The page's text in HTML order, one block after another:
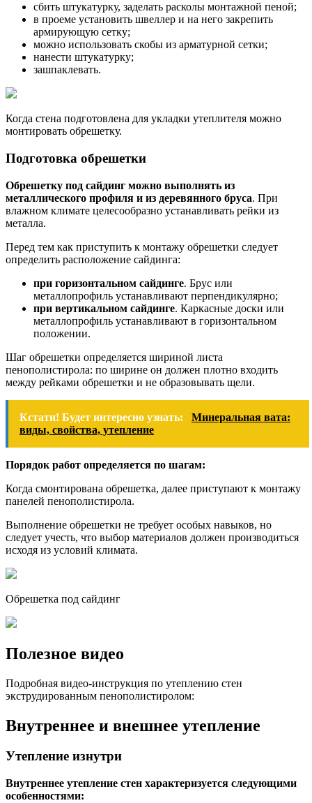
сбить штукатурку, заделать расколы монтажной пеной;
в проеме установить швеллер и на него закрепить
армирующую сетку;
можно использовать скобы из арматурной сетки;
нанести штукатурку;
зашпаклевать.
Когда стена подготовлена для укладки утеплителя можно
монтировать обрешетку.
Подготовка обрешетки
Обрешетку под сайдинг можно выполнять из
металлического профиля и из деревянного бруса. При
влажном климате целесообразно устанавливать рейки из
металла.
Перед тем как приступить к монтажу обрешетки следует
определить расположение сайдинга:
при горизонтальном сайдинге. Брус или
металлопрофиль устанавливают перпендикулярно;
при вертикальном сайдинге. Каркасные доски или
металлопрофиль устанавливают в горизонтальном
положении.
Шаг обрешетки определяется шириной листа
пенополистирола: по ширине он должен плотно входить
между рейками обрешетки и не образовывать щели.
Кстати! Будет интересно узнать:
Минеральная вата:
виды, свойства, утепление
Порядок работ определяется по шагам:
Когда смонтирована обрешетка, далее приступают к монтажу
панелей пенополистирола.
Выполнение обрешетки не требует особых навыков, но
следует учесть, что выбор материалов должен производиться
исходя из условий климата.
Обрешетка под сайдинг
Полезное видео
Подробная видео-инструкция по утеплению стен
экструдированным пенополистиролом:
Внутреннее и внешнее утепление
Утепление изнутри
Внутреннее утепление стен характеризуется следующими
особенностями: